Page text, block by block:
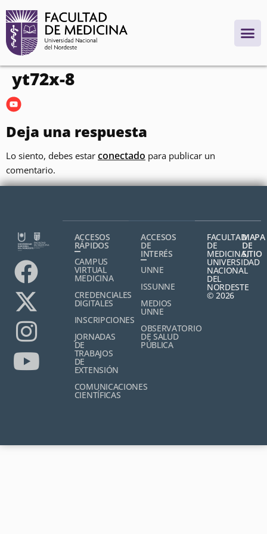
contenido
yt72x-8
Deja una respuesta
Lo siento, debes estar conectado para publicar un
comentario.
ACCESOS
RÁPIDOS
CAMPUS
VIRTUAL
MEDICINA
CREDENCIALES
DIGITALES
INSCRIPCIONES
JORNADAS
DE
TRABAJOS
DE
EXTENSIÓN
COMUNICACIONES
CIENTÍFICAS
ACCESOS
DE
INTERÉS
UNNE
ISSUNNE
MEDIOS
UNNE
OBSERVATORIO
DE SALUD
PÚBLICA
FACULTAD
DE
MEDICINA,
UNIVERSIDAD
NACIONAL
DEL
NORDESTE
© 2026
MAPA
DE
SITIO